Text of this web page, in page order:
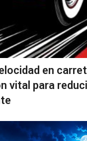
en
vital para